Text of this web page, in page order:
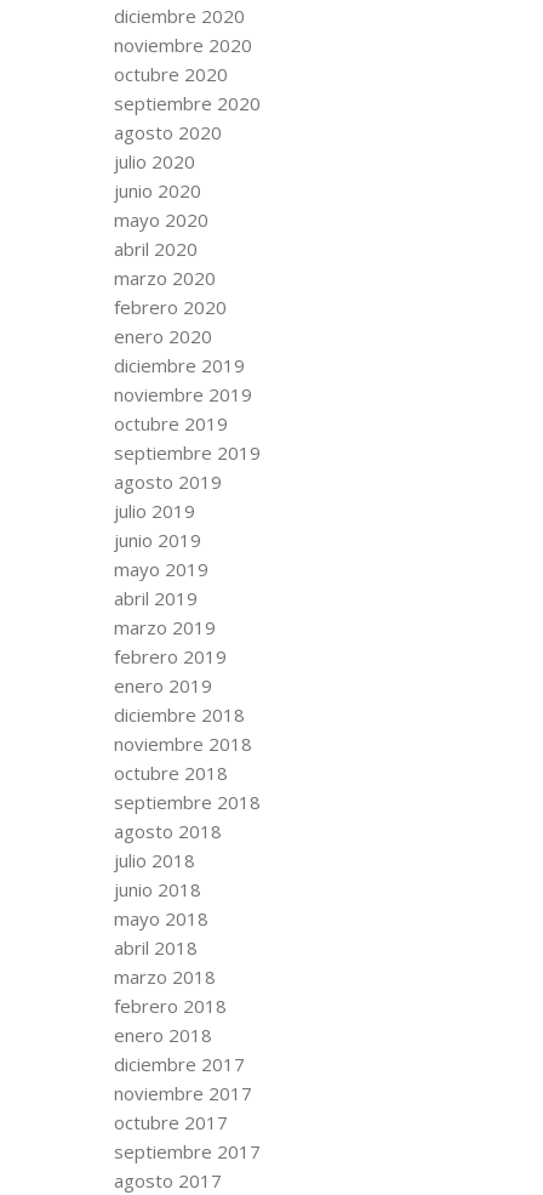
diciembre 2020
noviembre 2020
octubre 2020
septiembre 2020
agosto 2020
julio 2020
junio 2020
mayo 2020
abril 2020
marzo 2020
febrero 2020
enero 2020
diciembre 2019
noviembre 2019
octubre 2019
septiembre 2019
agosto 2019
julio 2019
junio 2019
mayo 2019
abril 2019
marzo 2019
febrero 2019
enero 2019
diciembre 2018
noviembre 2018
octubre 2018
septiembre 2018
agosto 2018
julio 2018
junio 2018
mayo 2018
abril 2018
marzo 2018
febrero 2018
enero 2018
diciembre 2017
noviembre 2017
octubre 2017
septiembre 2017
agosto 2017